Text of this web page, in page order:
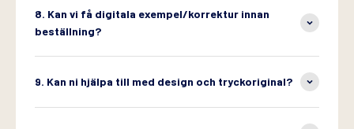
8. Kan vi få digitala exempel/korrektur innan
beställning?
9. Kan ni hjälpa till med design och tryckoriginal?